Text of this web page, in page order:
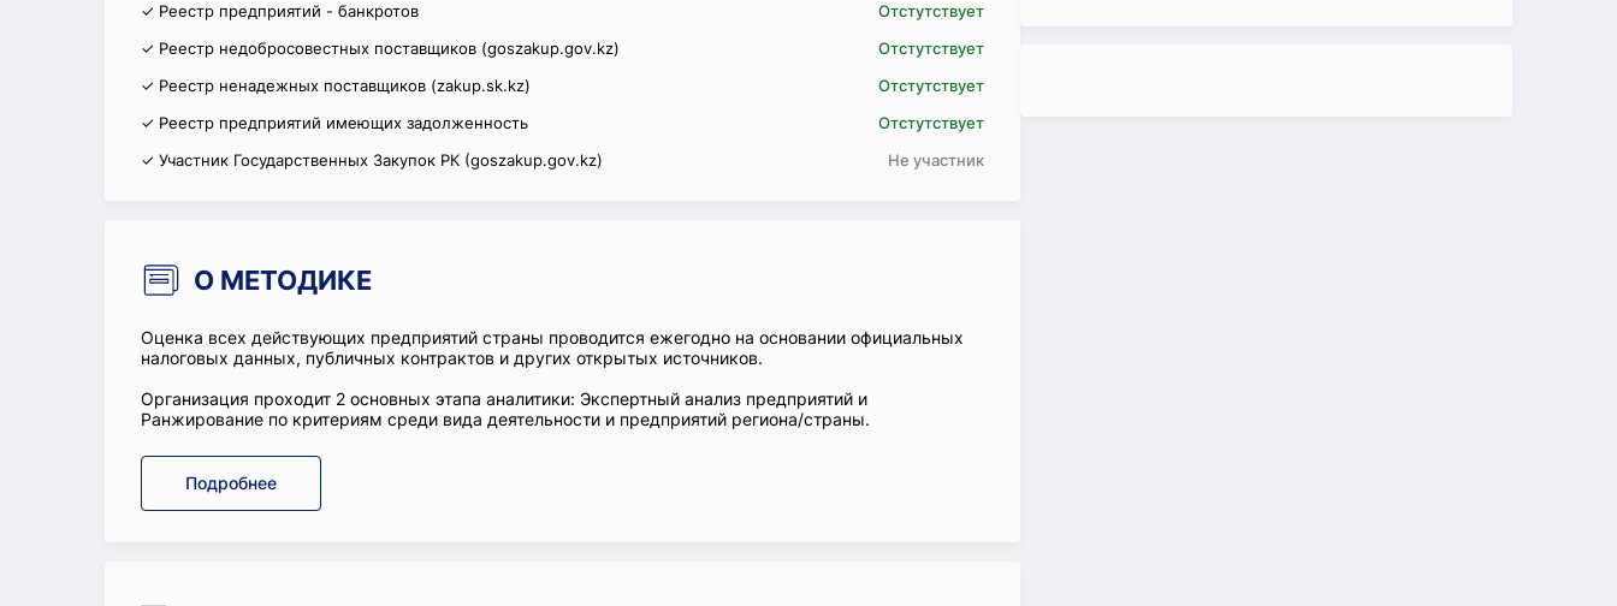
✓ Реестр предприятий - банкротов
Отстутствует
✓ Реестр недобросовестных поставщиков (goszakup.gov.kz)
Отстутствует
✓ Реестр ненадежных поставщиков (zakup.sk.kz)
Отстутствует
✓ Реестр предприятий имеющих задолженность
Отстутствует
✓ Участник Государственных Закупок РК (goszakup.gov.kz)
Не участник
О МЕТОДИКЕ
Оценка всех действующих предприятий страны проводится ежегодно на основании официальных
налоговых данных, публичных контрактов и других открытых источников.
Организация проходит 2 основных этапа аналитики: Экспертный анализ предприятий и
Ранжирование по критериям среди вида деятельности и предприятий региона/страны.
Подробнее